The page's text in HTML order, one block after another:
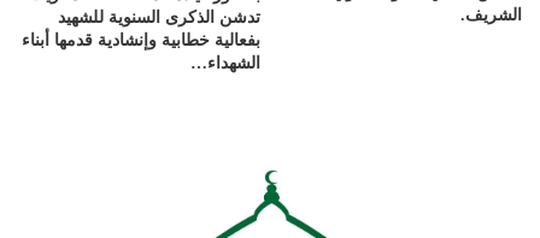
الشريف.
تدشن الذكرى السنوية للشهيد
بفعالية خطابية وإنشادية قدمها أبناء
الشهداء…